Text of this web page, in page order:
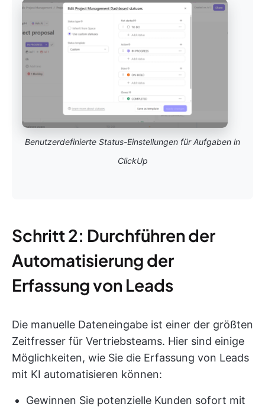
Benutzerdefinierte Status-Einstellungen für Aufgaben in
ClickUp
Schritt 2: Durchführen der
Automatisierung der
Erfassung von Leads
Die manuelle Dateneingabe ist einer der größten
Zeitfresser für Vertriebsteams. Hier sind einige
Möglichkeiten, wie Sie die Erfassung von Leads
mit KI automatisieren können:
Gewinnen Sie potenzielle Kunden sofort mit